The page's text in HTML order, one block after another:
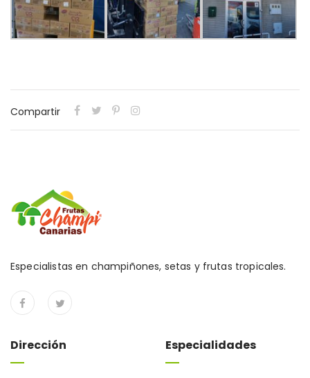
Compartir
Especialistas en champiñones, setas y frutas tropicales.
Dirección Especialidades